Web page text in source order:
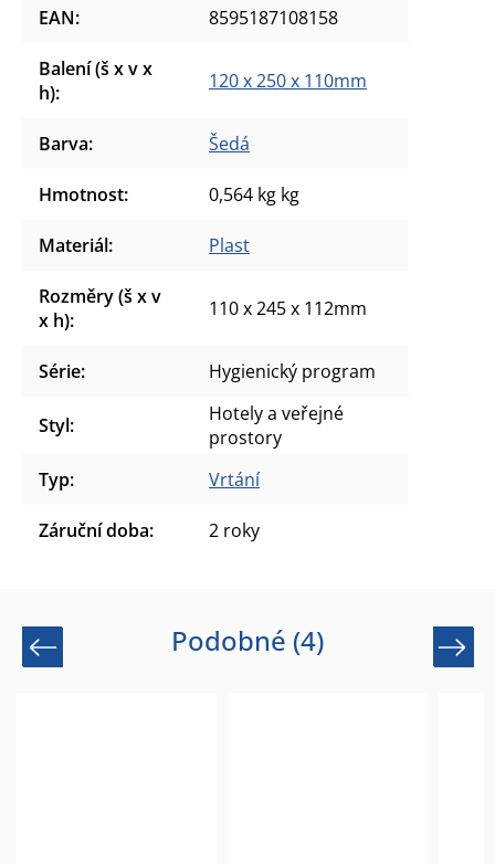
EAN: 8595187108158
Balení (š x v x
h): 120 x 250 x 110mm
Barva: Šedá
Hmotnost: 0,564 kg kg
Materiál: Plast
Rozměry (š x v
x h): 110 x 245 x 112mm
Série: Hygienický program
Styl:
Hotely a veřejné
prostory
Typ: Vrtání
Záruční doba: 2 roky
Podobné (4)
Previous Next